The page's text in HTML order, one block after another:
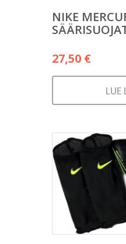
NIKE
27,50 €
LUE